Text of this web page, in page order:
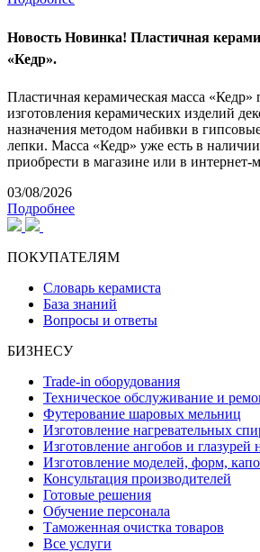
Новость Новинка! Пластичная
«Кедр».
Пластичная керамическая масса «Кедр»
изготовления керамических изделий
назначения методом набивки в
лепки. Масса «Кедр» уже есть в
приобрести в магазине или в интернет-
03/08/2026
Подробнее
ПОКУПАТЕЛЯМ
Словарь керамиста
База знаний
Вопросы и ответы
БИЗНЕСУ
Trade-in оборудования
Техническое обслуживание и
Футерование шаровых мельниц
Изготовление нагревательных
Изготовление ангобов и глазурей
Изготовление моделей, форм,
Консультация производителей
Готовые решения
Обучение персонала
Таможенная очистка товаров
Все услуги